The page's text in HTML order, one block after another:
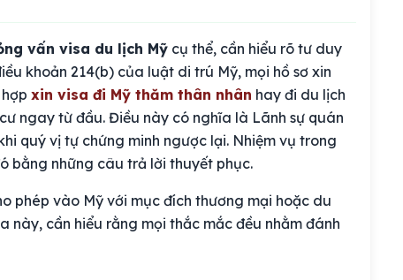
vấn visa du lịch Mỹ cụ thể, cần hiểu rõ tư duy
khoản 214(b) của luật di trú Mỹ, mọi hồ sơ xin
xin visa đi Mỹ thăm thân nhân hay đi du lịch
ngay từ đầu. Điều này có nghĩa là Lãnh sự quán
quý vị tự chứng minh ngược lại. Nhiệm vụ trong
bằng những câu trả lời thuyết phục.
phép vào Mỹ với mục đích thương mại hoặc du
này, cần hiểu rằng mọi thắc mắc đều nhằm đánh